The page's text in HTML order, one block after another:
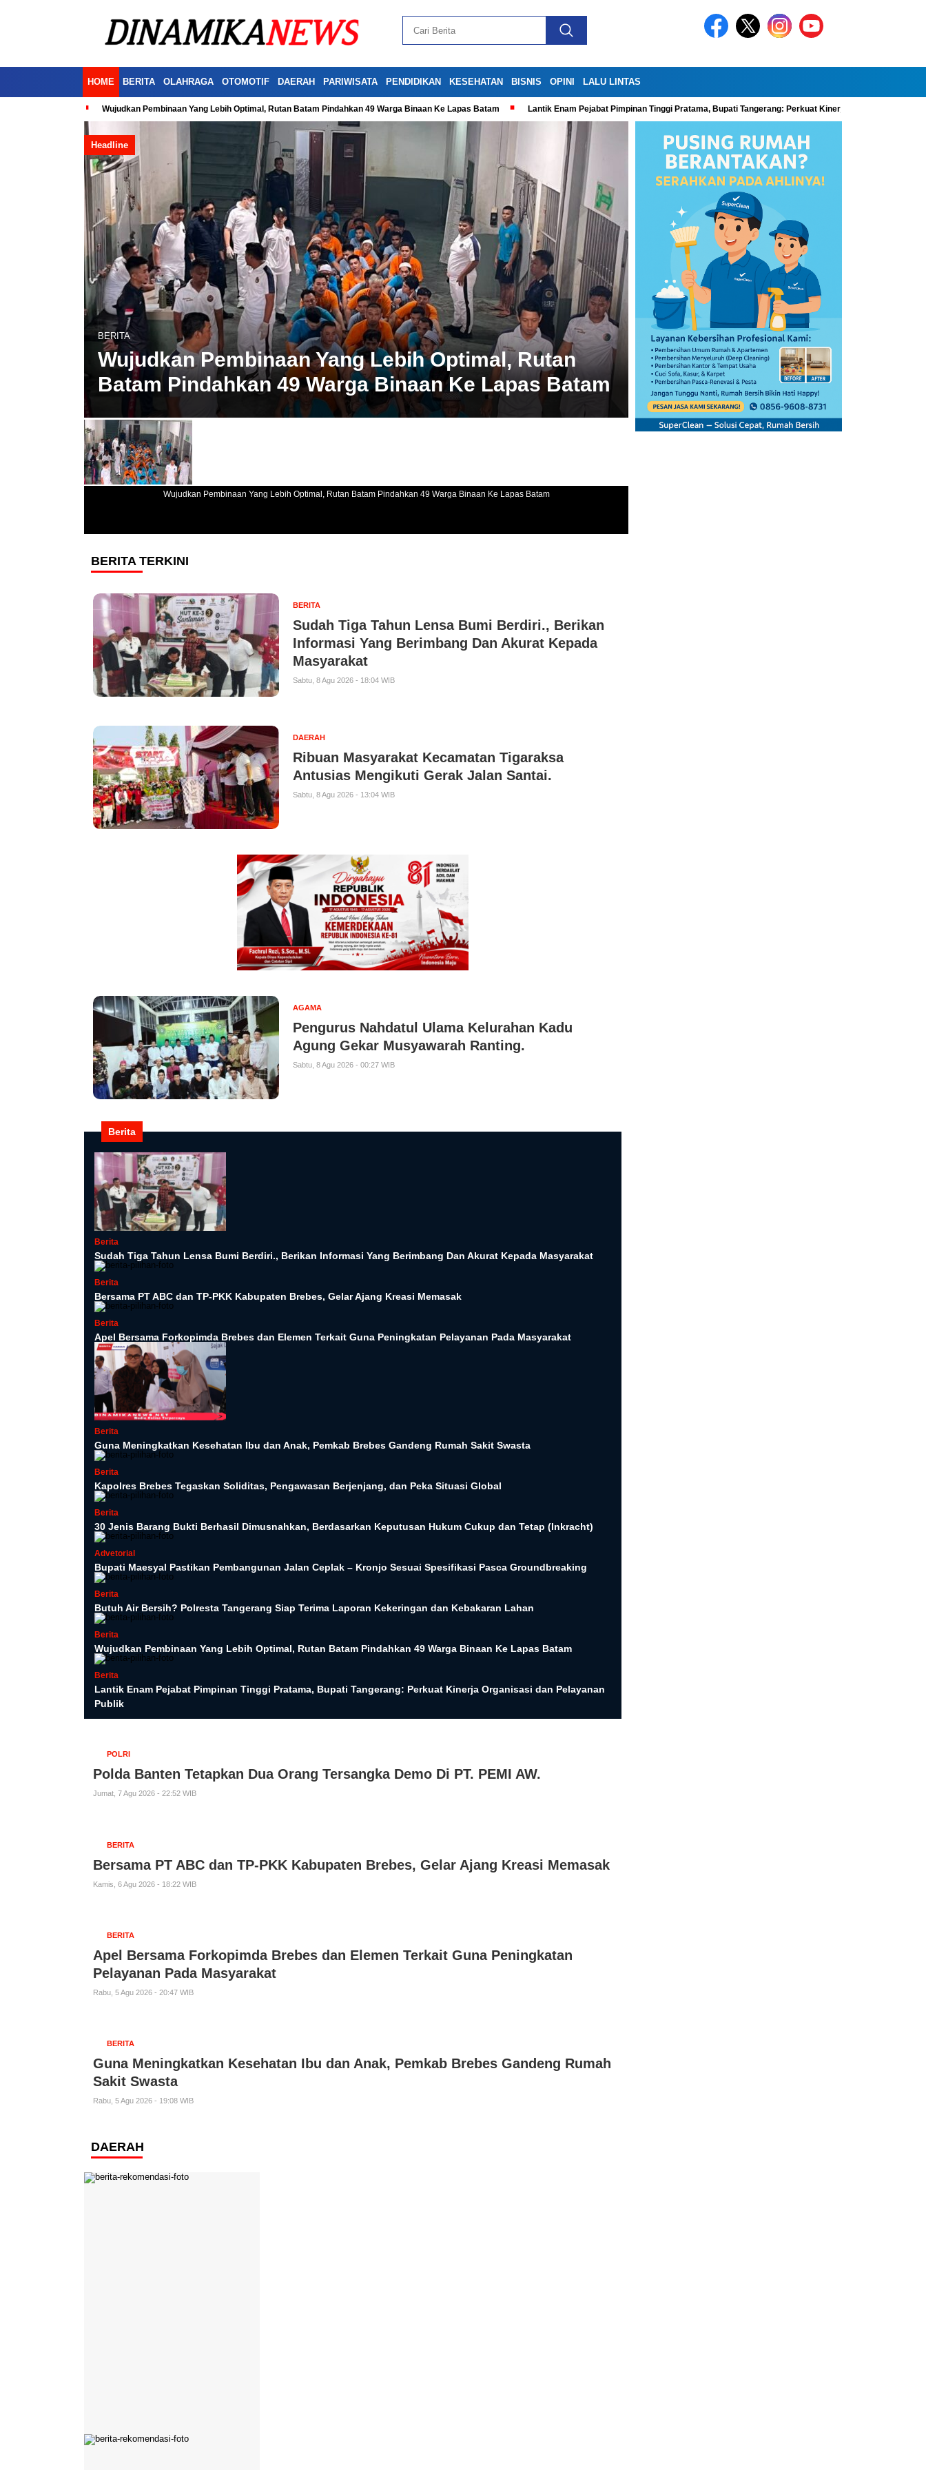
HOME BERITA OLAHRAGA OTOMOTIF DAERAH PARIWISATA PENDIDIKAN KESEHATAN BISNIS OPINI LALU LINTAS
Wujudkan Pembinaan Yang Lebih Optimal, Rutan Batam Pindahkan 49 Warga Binaan Ke Lapas Batam Lantik Enam Pejabat Pimpinan Tinggi Pratama, Bupati Tangerang: Perkuat Kinerja Organisasi dan
Headline
BERITA
Wujudkan Pembinaan Yang Lebih Optimal, Rutan
Batam Pindahkan 49 Warga Binaan Ke Lapas Batam
Headline
BERITA
Lantik Enam Pejabat
Bupati Tangerang: Perkuat
Pelayanan Publik
Wujudkan Pembinaan Yang Lebih Optimal, Rutan Batam Pindahkan 49 Warga Binaan Ke Lapas Batam
BERITA TERKINI
BERITA
Sudah Tiga Tahun Lensa Bumi Berdiri., Berikan
Informasi Yang Berimbang Dan Akurat Kepada
Masyarakat
Sabtu, 8 Agu 2026 - 18:04 WIB
DAERAH
Ribuan Masyarakat Kecamatan Tigaraksa
Antusias Mengikuti Gerak Jalan Santai.
Sabtu, 8 Agu 2026 - 13:04 WIB
AGAMA
Pengurus Nahdatul Ulama Kelurahan Kadu
Agung Gekar Musyawarah Ranting.
Sabtu, 8 Agu 2026 - 00:27 WIB
Berita
Berita
Sudah Tiga Tahun Lensa Bumi Berdiri., Berikan Informasi Yang Berimbang Dan Akurat Kepada Masyarakat
Berita
Bersama PT ABC dan TP-PKK Kabupaten Brebes, Gelar Ajang Kreasi Memasak
Berita
Apel Bersama Forkopimda Brebes dan Elemen Terkait Guna Peningkatan Pelayanan Pada Masyarakat
Berita
Guna Meningkatkan Kesehatan Ibu dan Anak, Pemkab Brebes Gandeng Rumah Sakit Swasta
Berita
Kapolres Brebes Tegaskan Soliditas, Pengawasan Berjenjang, dan Peka Situasi Global
Berita
30 Jenis Barang Bukti Berhasil Dimusnahkan, Berdasarkan Keputusan Hukum Cukup dan Tetap (Inkracht)
Advetorial
Bupati Maesyal Pastikan Pembangunan Jalan Ceplak – Kronjo Sesuai Spesifikasi Pasca Groundbreaking
Berita
Butuh Air Bersih? Polresta Tangerang Siap Terima Laporan Kekeringan dan Kebakaran Lahan
Berita
Wujudkan Pembinaan Yang Lebih Optimal, Rutan Batam Pindahkan 49 Warga Binaan Ke Lapas Batam
Berita
Lantik Enam Pejabat Pimpinan Tinggi Pratama, Bupati Tangerang: Perkuat Kinerja Organisasi dan Pelayanan
Publik
POLRI
Polda Banten Tetapkan Dua Orang Tersangka Demo Di PT. PEMI AW.
Jumat, 7 Agu 2026 - 22:52 WIB
BERITA
Bersama PT ABC dan TP-PKK Kabupaten Brebes, Gelar Ajang Kreasi Memasak
Kamis, 6 Agu 2026 - 18:22 WIB
BERITA
Apel Bersama Forkopimda Brebes dan Elemen Terkait Guna Peningkatan
Pelayanan Pada Masyarakat
Rabu, 5 Agu 2026 - 20:47 WIB
BERITA
Guna Meningkatkan Kesehatan Ibu dan Anak, Pemkab Brebes Gandeng Rumah
Sakit Swasta
Rabu, 5 Agu 2026 - 19:08 WIB
DAERAH